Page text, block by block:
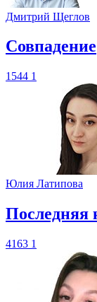
Дмитрий Щеглов
​Совпадение
1544 1
Юлия Латипова
​Последняя
4163 1